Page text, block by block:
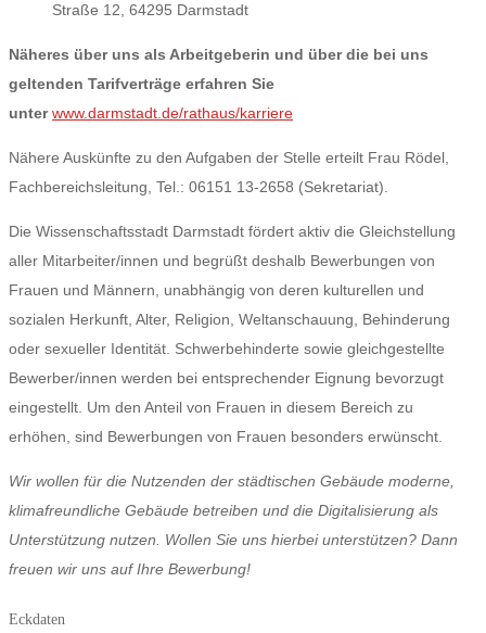
Straße 12, 64295 Darmstadt
Näheres über uns als Arbeitgeberin und über die bei uns
geltenden Tarifverträge erfahren Sie
unter www.darmstadt.de/rathaus/karriere
Nähere Auskünfte zu den Aufgaben der Stelle erteilt Frau Rödel,
Fachbereichsleitung, Tel.: 06151 13-2658 (Sekretariat).
Die Wissenschaftsstadt Darmstadt fördert aktiv die Gleichstellung
aller Mitarbeiter/innen und begrüßt deshalb Bewerbungen von
Frauen und Männern, unabhängig von deren kulturellen und
sozialen Herkunft, Alter, Religion, Weltanschauung, Behinderung
oder sexueller Identität. Schwerbehinderte sowie gleichgestellte
Bewerber/innen werden bei entsprechender Eignung bevorzugt
eingestellt. Um den Anteil von Frauen in diesem Bereich zu
erhöhen, sind Bewerbungen von Frauen besonders erwünscht.
Wir wollen für die Nutzenden der städtischen Gebäude moderne,
klimafreundliche Gebäude betreiben und die Digitalisierung als
Unterstützung nutzen. Wollen Sie uns hierbei unterstützen? Dann
freuen wir uns auf Ihre Bewerbung!
Eckdaten